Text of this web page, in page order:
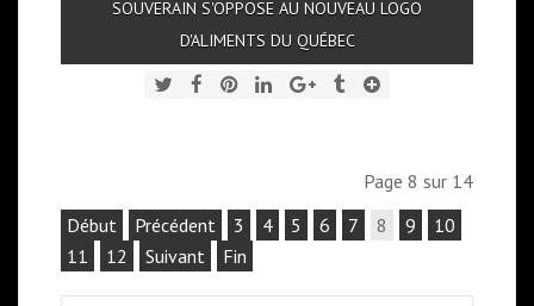
SOUVERAIN S'OPPOSE AU NOUVEAU LOGO
D'ALIMENTS DU QUÉBEC
Page 8 sur 14
Début
Précédent 3 4 5 6 7 8 9
10
11
12 Suivant Fin